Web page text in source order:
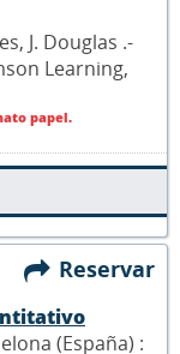
J. Douglas .-
Learning,
papel.
Reservar
(España) :